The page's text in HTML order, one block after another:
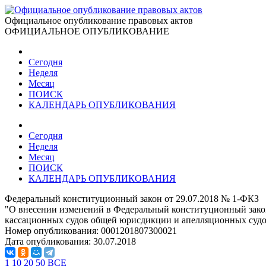
Официальное опубликование правовых актов
ОФИЦИАЛЬНОЕ ОПУБЛИКОВАНИЕ
Сегодня
Неделя
Месяц
ПОИСК
КАЛЕНДАРЬ ОПУБЛИКОВАНИЯ
Сегодня
Неделя
Месяц
ПОИСК
КАЛЕНДАРЬ ОПУБЛИКОВАНИЯ
Федеральный конституционный закон от 29.07.2018 № 1-ФКЗ
"О внесении изменений в Федеральный конституционный
кассационных судов общей юрисдикции и апелляционных
Номер опубликования: 0001201807300021
Дата опубликования: 30.07.2018
1 10 20 50 ВСЕ